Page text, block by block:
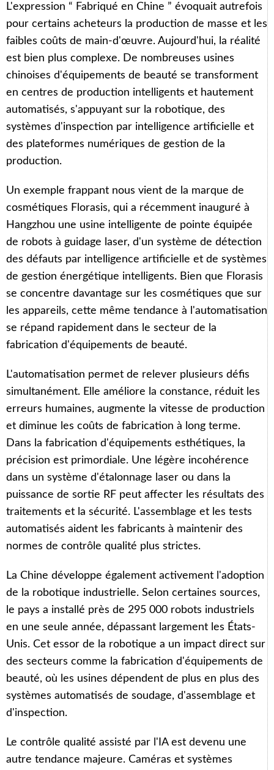
L'expression “ Fabriqué en Chine ” évoquait autrefois
pour certains acheteurs la production de masse et les
faibles coûts de main-d'œuvre. Aujourd'hui, la réalité
est bien plus complexe. De nombreuses usines
chinoises d'équipements de beauté se transforment
en centres de production intelligents et hautement
automatisés, s'appuyant sur la robotique, des
systèmes d'inspection par intelligence artificielle et
des plateformes numériques de gestion de la
production.
Un exemple frappant nous vient de la marque de
cosmétiques Florasis, qui a récemment inauguré à
Hangzhou une usine intelligente de pointe équipée
de robots à guidage laser, d'un système de détection
des défauts par intelligence artificielle et de systèmes
de gestion énergétique intelligents. Bien que Florasis
se concentre davantage sur les cosmétiques que sur
les appareils, cette même tendance à l'automatisation
se répand rapidement dans le secteur de la
fabrication d'équipements de beauté.
L'automatisation permet de relever plusieurs défis
simultanément. Elle améliore la constance, réduit les
erreurs humaines, augmente la vitesse de production
et diminue les coûts de fabrication à long terme.
Dans la fabrication d'équipements esthétiques, la
précision est primordiale. Une légère incohérence
dans un système d'étalonnage laser ou dans la
puissance de sortie RF peut affecter les résultats des
traitements et la sécurité. L'assemblage et les tests
automatisés aident les fabricants à maintenir des
normes de contrôle qualité plus strictes.
La Chine développe également activement l'adoption
de la robotique industrielle. Selon certaines sources,
le pays a installé près de 295 000 robots industriels
en une seule année, dépassant largement les États-
Unis. Cet essor de la robotique a un impact direct sur
des secteurs comme la fabrication d'équipements de
beauté, où les usines dépendent de plus en plus des
systèmes automatisés de soudage, d'assemblage et
d'inspection.
Le contrôle qualité assisté par l'IA est devenu une
autre tendance majeure. Caméras et systèmes